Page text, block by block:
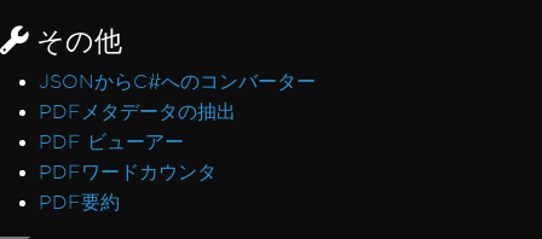
その他
JSONからC#へのコンバーター
PDFメタデータの抽出
PDF ビューアー
PDFワードカウンタ
PDF要約